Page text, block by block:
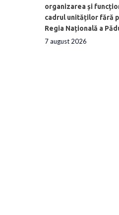
organizarea și
cadrul unităților fără
Regia Națională a
7 august 2026